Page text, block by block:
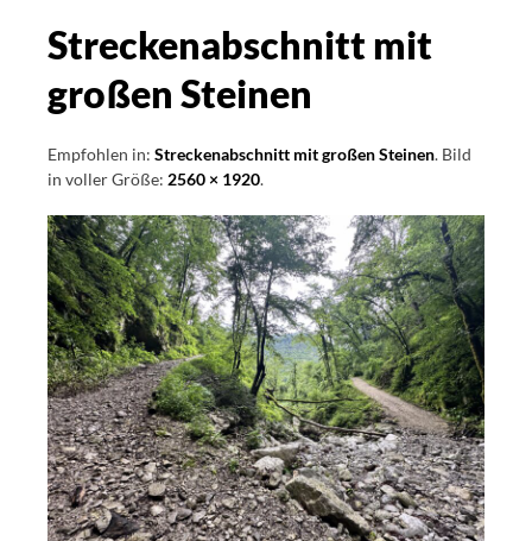
Streckenabschnitt mit
großen Steinen
Empfohlen in: Streckenabschnitt mit großen Steinen. Bild
in voller Größe: 2560 × 1920.